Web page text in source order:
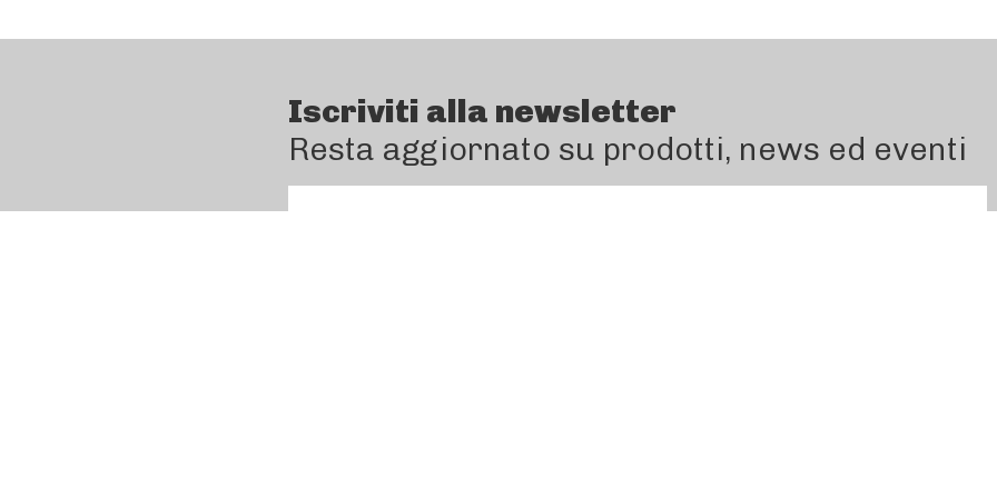
Iscriviti alla newsletter
Resta aggiornato su prodotti, news ed eventi